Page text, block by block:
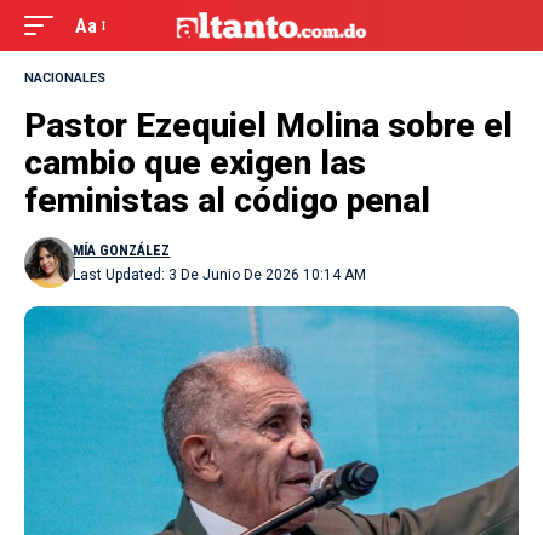
Aa
NACIONALES
Pastor Ezequiel Molina sobre el
cambio que exigen las
feministas al código penal
Last Updated: 3 De Junio De 2026 10:14 AM
MÍA GONZÁLEZ